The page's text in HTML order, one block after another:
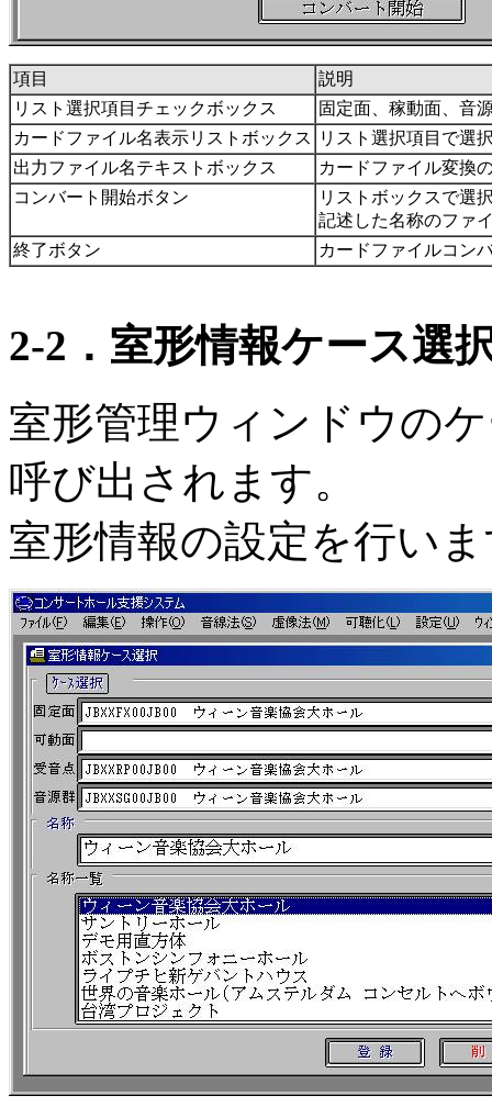
項目
説明
リスト選択項目チェックボックス
固定面、稼動面、音
カードファイル名表示リストボックス
リスト選択項目で選
出力ファイル名テキストボックス
カードファイル変換
コンバート開始ボタン
リストボックスで選
記述した名称のファ
終了ボタン
カードファイルコン
2-2．室形情報ケース選
室形管理ウィンドウの
呼び出されます。
室形情報の設定を行い